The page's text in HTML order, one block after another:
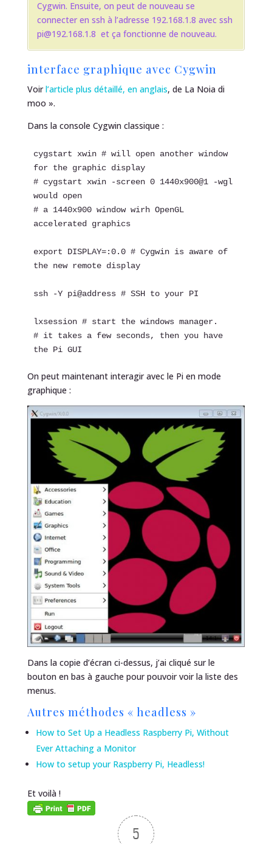
Cygwin. Ensuite, on peut de nouveau se
connecter en ssh à l’adresse 192.168.1.8 avec ssh
pi@192.168.1.8 et ça fonctionne de nouveau.
interface graphique avec Cygwin
Voirl’article plus détaillé, en anglais, de La Noia di
moo ».
Dans la console Cygwin classique :
cygstart xwin # will open another window
for the graphic display
# cygstart xwin -screen 0 1440x900@1 -wgl
would open
# a 1440x900 window wirh OpenGL
accelerated graphics
export DISPLAY=:0.0 # Cygwin is aware of
the new remote display
ssh -Y pi@address # SSH to your PI
lxsession # start the windows manager.
# it takes a few seconds, then you have
the Pi GUI
On peut maintenant interagir avec le Pi en mode
graphique :
Dans la copie d’écran ci-dessus, j’ai cliqué sur le
bouton en bas à gauche pour pouvoir voir la liste des
menus.
Autres méthodes « headless »
How to Set Up a Headless Raspberry Pi, Without
Ever Attaching a Monitor
How to setup your Raspberry Pi, Headless!
Et voilà !
5